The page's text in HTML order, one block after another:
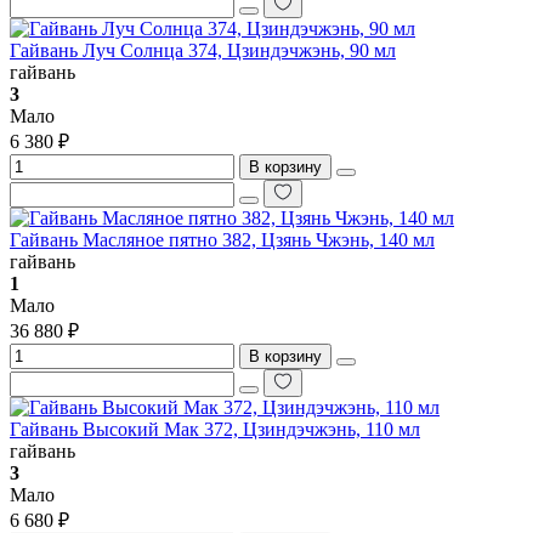
Гайвань Луч Солнца 374, Цзиндэчжэнь, 90 мл
гайвань
3
Мало
6 380 ₽
В корзину
Гайвань Масляное пятно 382, Цзянь Чжэнь, 140 мл
гайвань
1
Мало
36 880 ₽
В корзину
Гайвань Высокий Мак 372, Цзиндэчжэнь, 110 мл
гайвань
3
Мало
6 680 ₽